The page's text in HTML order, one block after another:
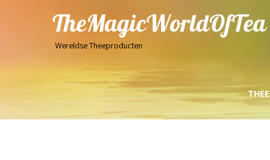
TheMagicWorldOfTea
Wereldse Theeproducten
THEE